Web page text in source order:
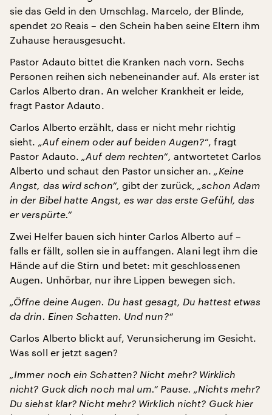
sie das Geld in den Umschlag. Marcelo, der Blinde,
spendet 20 Reais – den Schein haben seine Eltern ihm
Zuhause herausgesucht.
Pastor Adauto bittet die Kranken nach vorn. Sechs
Personen reihen sich nebeneinander auf. Als erster ist
Carlos Alberto dran. An welcher Krankheit er leide,
fragt Pastor Adauto.
Carlos Alberto erzählt, dass er nicht mehr richtig
sieht. „Auf einem oder auf beiden Augen?“, fragt
Pastor Adauto. „Auf dem rechten“, antwortetet Carlos
Alberto und schaut den Pastor unsicher an. „Keine
Angst, das wird schon“, gibt der zurück, „schon Adam
in der Bibel hatte Angst, es war das erste Gefühl, das
er verspürte.“
Zwei Helfer bauen sich hinter Carlos Alberto auf –
falls er fällt, sollen sie in auffangen. Alani legt ihm die
Hände auf die Stirn und betet: mit geschlossenen
Augen. Unhörbar, nur ihre Lippen bewegen sich.
„Öffne deine Augen. Du hast gesagt, Du hattest etwas
da drin. Einen Schatten. Und nun?“
Carlos Alberto blickt auf, Verunsicherung im Gesicht.
Was soll er jetzt sagen?
„Immer noch ein Schatten? Nicht mehr? Wirklich
nicht? Guck dich noch mal um.“ Pause. „Nichts mehr?
Du siehst klar? Nicht mehr? Wirklich nicht? Guck hier